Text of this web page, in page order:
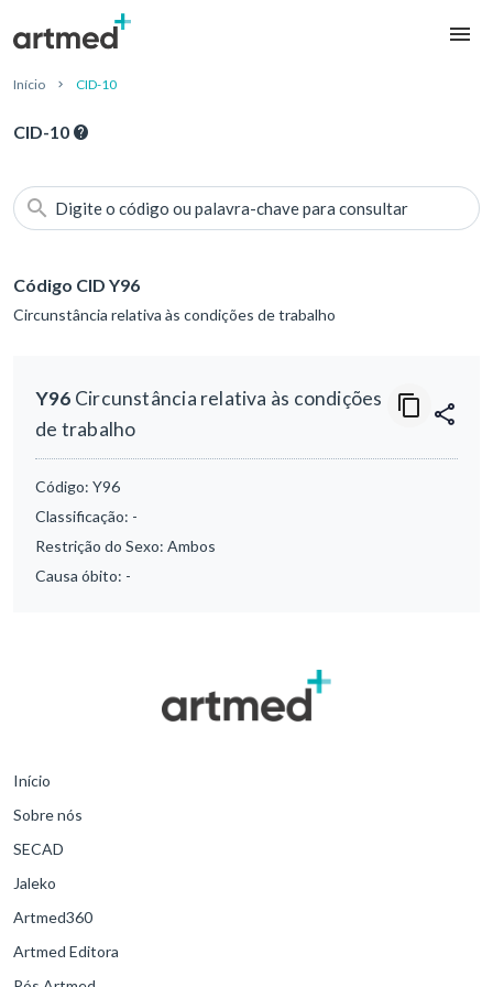
Início CID-10
CID-10
Digite o código ou palavra-chave para consultar
Código CID Y96
Circunstância relativa às condições de trabalho
Y96 Circunstância relativa às condições
de trabalho
Código: Y96
Classificação: -
Restrição do Sexo: Ambos
Causa óbito: -
Início
Sobre nós
SECAD
Jaleko
Artmed360
Artmed Editora